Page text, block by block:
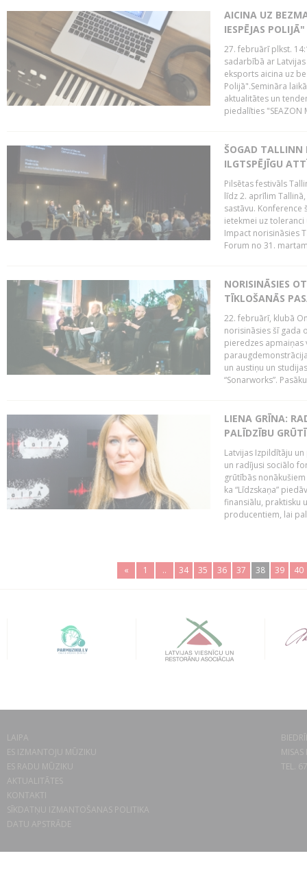
AICINA UZ
IESPĒJAS POLIJĀ"
27. februārī plkst.
sadarbībā ar
eksports aicina uz
Polijā".Semināra
aktualitātes un
piedalīties "SEAZON
ŠOGAD TALLINN
ILGTSPĒJĪGU
Pilsētas festivāls
līdz 2. aprīlim
sastāvu.
ietekmei uz
Impact norisināsies
Forum no 31.
NORISINĀSIES
TĪKLOŠANĀS
22. februārī, klubā
norisināsies šī gada
pieredzes apmaiņas
un austiņu un
“Sonarworks”.
LIENA GRĪNA:
PALĪDZĪBU
Latvijas Izpildītāju
un radījusi sociālo
grūtībās
ka “Līdzskaņa”
finansiālu, praktisku
producentiem, lai
« 1 .. 34 35 36 37 38 39 40
LAIPA
ES IZMANTOJU MŪZIKU
ES RADU MŪZIKU
AKTUALITĀTES
KONTAKTI
SĪKDATŅU IZMANTOŠANAS POLITIKA
DATU APSTRĀDE
TEL.